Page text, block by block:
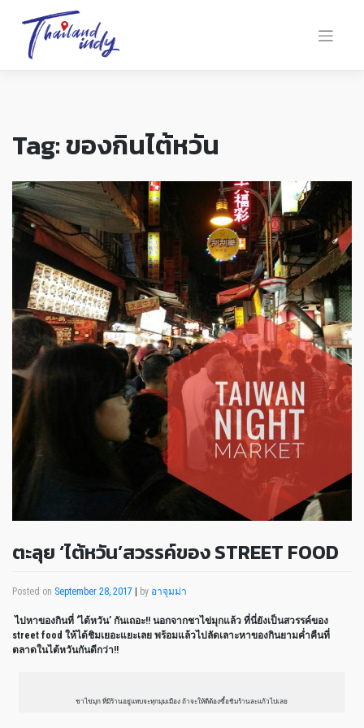
Tag:ของกินไต้หวัน
ตะลุย ‘ไต้หวัน’สวรรค์ของ STREET FOOD
Posted on September 28, 2017 | by อาจุมม่า
ไปหาของกินที่ ‘ไต้หวัน’ กันเถอะ!! นอกจากชาไข่มุกแล้ว ที่นี่ยังเป็นสวรรค์ของ
street food ให้ได้ชิมเยอะแยะเลย พร้อมแล้วไปลัดเลาะหาของกินยามค่ำคืนที่
ตลาดในไต้หวันกันดีกว่า!!
ชาไข่มุก ที่มีร้านอยู่แทบจะทุกมุมเมือง ถ้าจะให้ดีต้องซื้อชิมร้านละแก้วไปเลย